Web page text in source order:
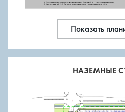
Показать
НАЗЕМНЫЕ